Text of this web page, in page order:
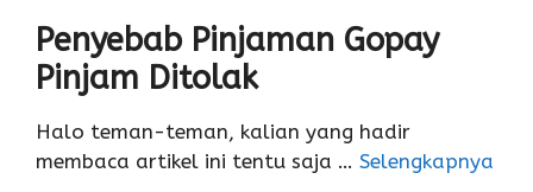
Penyebab Pinjaman Gopay
Pinjam Ditolak
Halo teman-teman, kalian yang hadir
membaca artikel ini tentu saja … Selengkapnya